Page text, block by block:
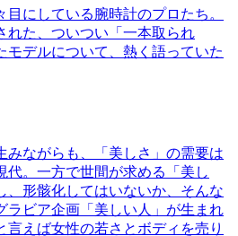
にしている腕時計のプロたち。
れた、ついつい「一本取られ
モデルについて、熱く語っていた
みながらも、「美しさ」の需要は
代。一方で世間が求める「美し
、形骸化してはいないか、そんな
ラビア企画「美しい人」が生まれ
言えば女性の若さとボディを売り